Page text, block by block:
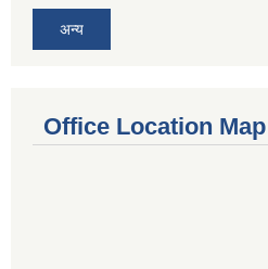
अन्य
Office Location Map